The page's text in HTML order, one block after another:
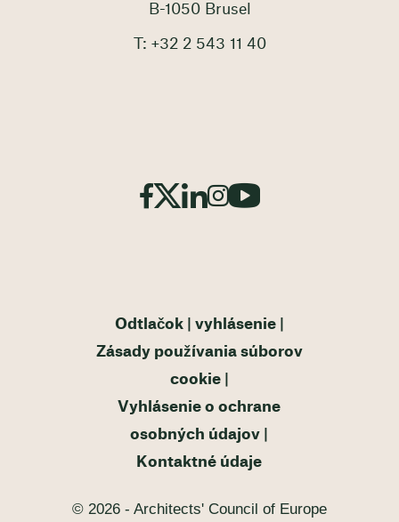
B-1050 Brusel
T: +32 2 543 11 40
Odtlačok
vyhlásenie
Zásady používania súborov
cookie
Vyhlásenie o ochrane
osobných údajov
Kontaktné údaje
© 2026 - Architects' Council of Europe